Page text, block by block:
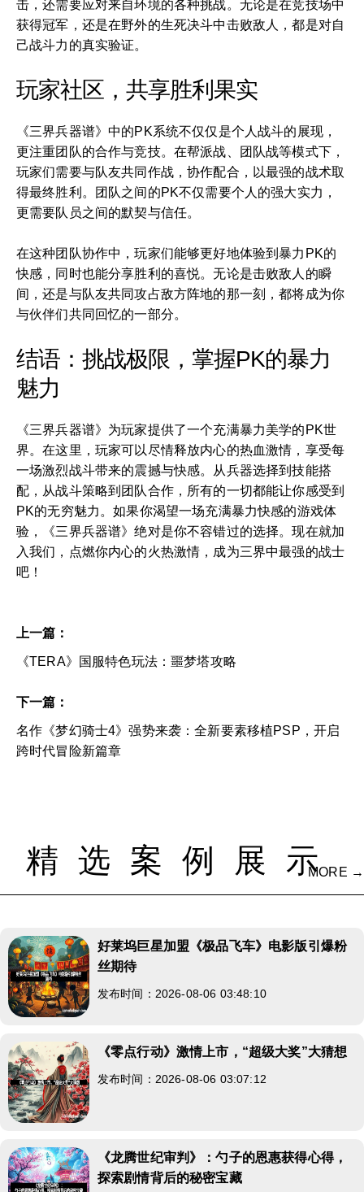
击，还需要应对来自环境的各种挑战。无论是在竞技场中
获得冠军，还是在野外的生死决斗中击败敌人，都是对自
己战斗力的真实验证。
玩家社区，共享胜利果实
《三界兵器谱》中的PK系统不仅仅是个人战斗的展现，
更注重团队的合作与竞技。在帮派战、团队战等模式下，
玩家们需要与队友共同作战，协作配合，以最强的战术取
得最终胜利。团队之间的PK不仅需要个人的强大实力，
更需要队员之间的默契与信任。
在这种团队协作中，玩家们能够更好地体验到暴力PK的
快感，同时也能分享胜利的喜悦。无论是击败敌人的瞬
间，还是与队友共同攻占敌方阵地的那一刻，都将成为你
与伙伴们共同回忆的一部分。
结语：挑战极限，掌握PK的暴力
魅力
《三界兵器谱》为玩家提供了一个充满暴力美学的PK世
界。在这里，玩家可以尽情释放内心的热血激情，享受每
一场激烈战斗带来的震撼与快感。从兵器选择到技能搭
配，从战斗策略到团队合作，所有的一切都能让你感受到
PK的无穷魅力。如果你渴望一场充满暴力快感的游戏体
验，《三界兵器谱》绝对是你不容错过的选择。现在就加
入我们，点燃你内心的火热激情，成为三界中最强的战士
吧！
上一篇：
《TERA》国服特色玩法：噩梦塔攻略
下一篇：
名作《梦幻骑士4》强势来袭：全新要素移植PSP，开启
跨时代冒险新篇章
精选案例展示MORE →
好莱坞巨星加盟《极品飞车》电影版引爆粉
丝期待
发布时间：2026-08-06 03:48:10
《零点行动》激情上市，“超级大奖”大猜想
发布时间：2026-08-06 03:07:12
《龙腾世纪审判》：勺子的恩惠获得心得，
探索剧情背后的秘密宝藏